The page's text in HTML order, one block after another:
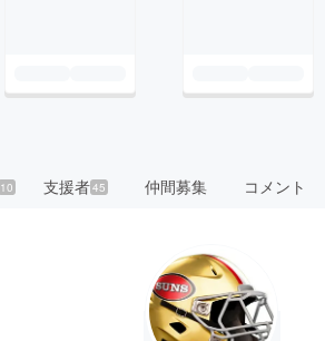
10 支援者45 仲間募集 コメント